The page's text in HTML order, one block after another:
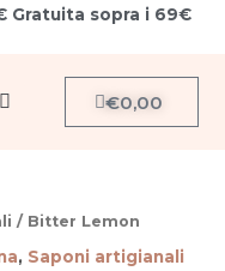
Gratuita sopra i 69€
Cerca
€0,00
Carrello
/ Bitter Lemon
, Saponi artigianali